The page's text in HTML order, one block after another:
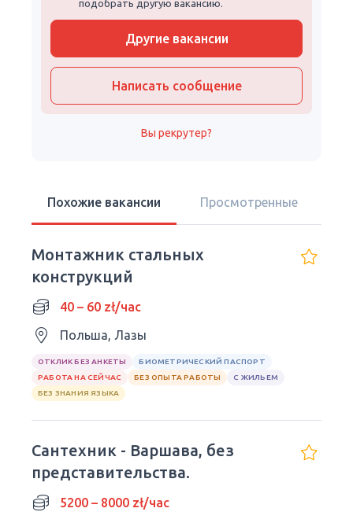
подобрать другую вакансию.
Другие вакансии
Написать сообщение
Вы рекрутер?
Похожие вакансии Просмотренные
Монтажник стальных
конструкций
40 – 60 zł/час
Польша, Лазы
ОТКЛИК БЕЗ АНКЕТЫ
БИОМЕТРИЧЕСКИЙ ПАСПОРТ
РАБОТА НА СЕЙЧАС
БЕЗ ОПЫТА РАБОТЫ
С ЖИЛЬЕМ
БЕЗ ЗНАНИЯ ЯЗЫКА
Сантехник - Варшава, без
представительства.
5200 – 8000 zł/час